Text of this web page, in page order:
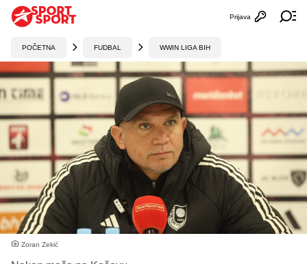
Otvori
Prijava
POČETNA FUDBAL WWIN LIGA BIH
Zoran Zekić